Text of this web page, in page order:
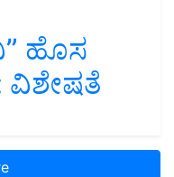
ಹೊಸ
ವಿಶೇಷತೆ